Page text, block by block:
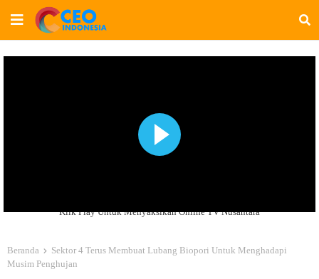
Klik Play Untuk Menyaksikan Online TV Nusantara
Beranda
Sektor 4 Terus Membuat Lubang Biopori Untuk Menghadapi
Musim Penghujan